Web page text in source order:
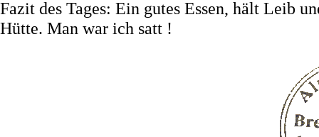
Fazit des Tages: Ein gutes Essen, hält Leib
Hütte. Man war ich satt !